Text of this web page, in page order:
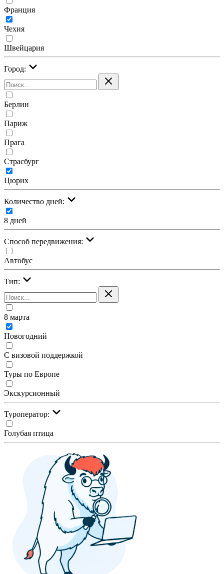
Франция
Чехия
Швейцария
Город:
Берлин
Париж
Прага
Страсбург
Цюрих
Количество дней:
8 дней
Cпособ передвижения:
Автобус
Тип:
8 марта
Новогодний
С визовой поддержкой
Туры по Европе
Экскурсионный
Туроператор:
Голубая птица